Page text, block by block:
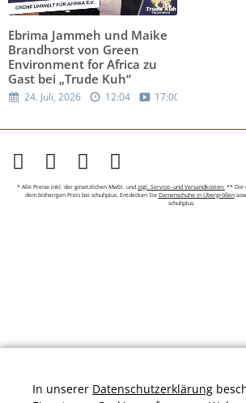
Ebrima Jammeh und Maike
Brandhorst von Green
Environment for Africa zu
Gast bei „Trude Kuh“
24. Juli, 2026 12:04 17:00
* Alle Preise inkl. der gesetzlichen MwSt. und zzgl. Service- und Versandkosten. ** Die
dem bisherigen Preis bei schuhplus. Entdecken Sie Damenschuhe in Übergrößen
schuhplus.
In unserer Datenschutzerklärung